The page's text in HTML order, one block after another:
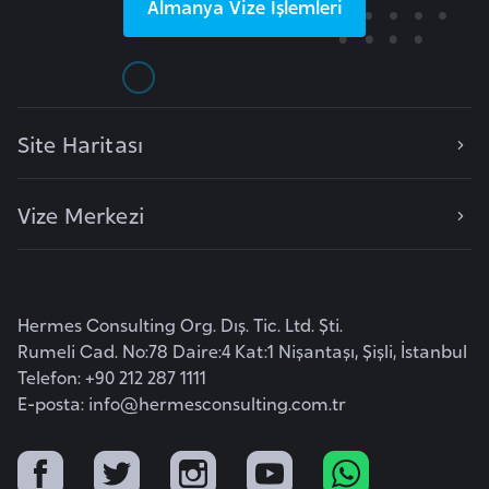
Almanya Vize İşlemleri
Site Haritası
Vize Merkezi
Hermes Consulting Org. Dış. Tic. Ltd. Şti.
Rumeli Cad. No:78 Daire:4 Kat:1 Nişantaşı, Şişli, İstanbul
Telefon: +90 212 287 1111
E-posta: info@hermesconsulting.com.tr
i
a
n
i
m
a
r